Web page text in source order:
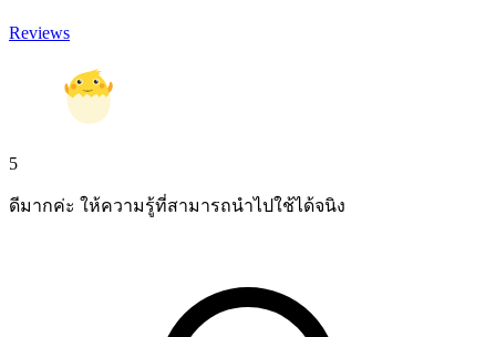
Reviews
5
ดีมากค่ะ ให้ความรู้ที่สามารถนำไปใช้ได้จนิง